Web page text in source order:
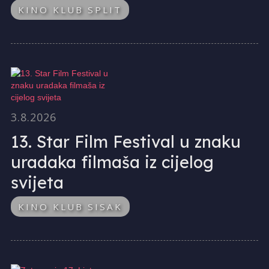
KINO KLUB SPLIT
3.8.2026
13. Star Film Festival u znaku
uradaka filmaša iz cijelog
svijeta
KINO KLUB SISAK